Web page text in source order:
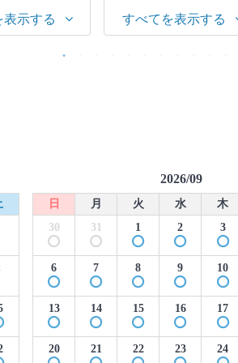
示する すべてを表示する
2026/09
日 月 火 水 木
30
31 1 2 3
6 7 8 9 10
13 14 15 16 17
20 21 22 23 24